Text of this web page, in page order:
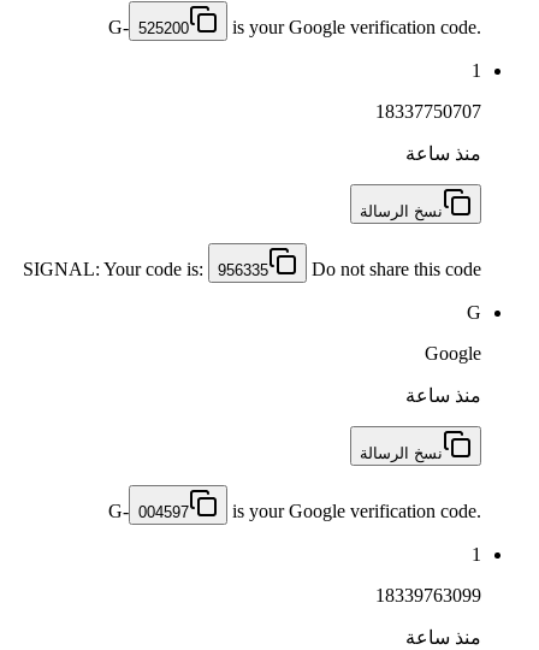
G- 525200 is your Google verification code.
1
18337750707
منذ ساعة
نسخ الرسالة
SIGNAL: Your code is: 956335 Do not share this code
G
Google
منذ ساعة
نسخ الرسالة
G- 004597 is your Google verification code.
1
18339763099
منذ ساعة